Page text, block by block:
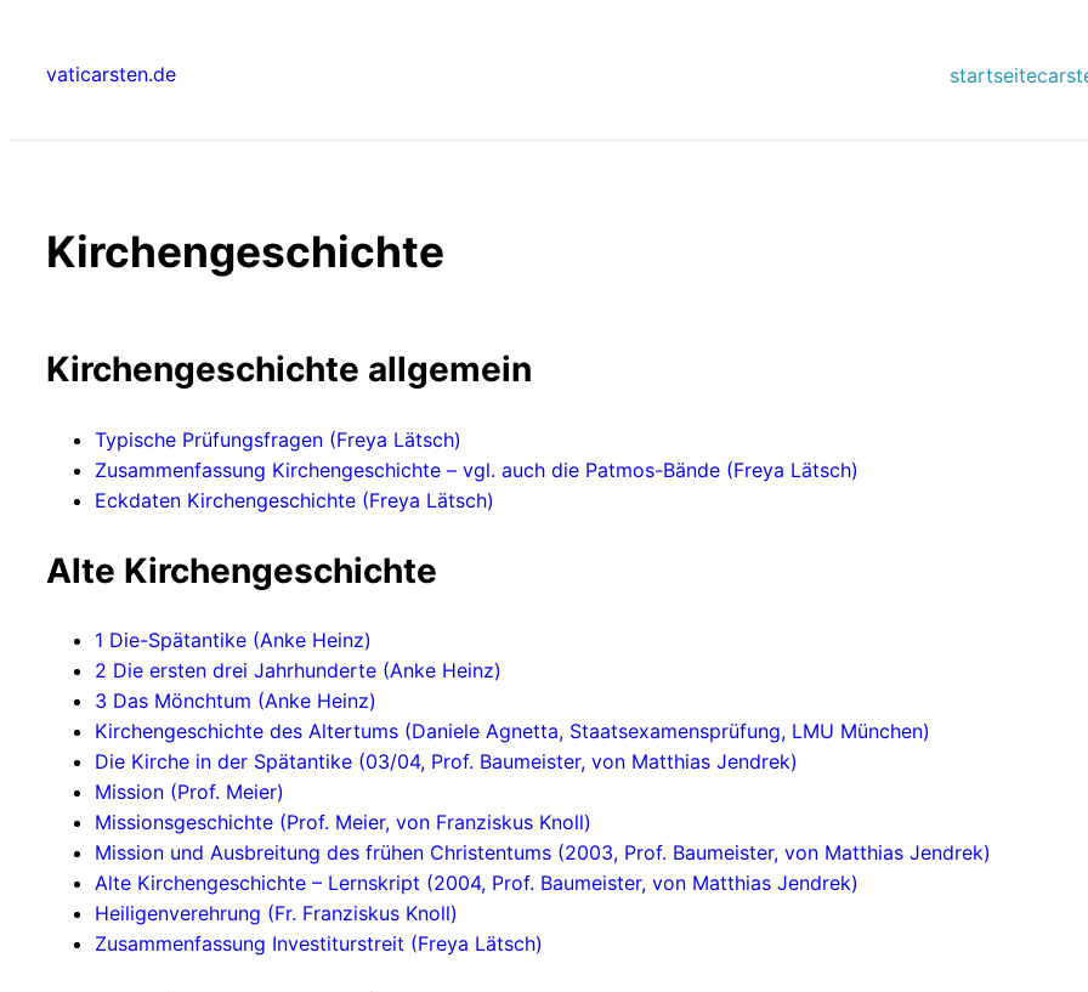
springen
vaticarsten.de startseite
Kirchengeschichte
Kirchengeschichte allgemein
Typische Prüfungsfragen (Freya Lätsch)
Zusammenfassung Kirchengeschichte – vgl. auch die Patmos-Bände (Freya Lätsch)
Eckdaten Kirchengeschichte (Freya Lätsch)
Alte Kirchengeschichte
1 Die-Spätantike (Anke Heinz)
2 Die ersten drei Jahrhunderte (Anke Heinz)
3 Das Mönchtum (Anke Heinz)
Kirchengeschichte des Altertums (Daniele Agnetta, Staatsexamensprüfung, LMU München)
Die Kirche in der Spätantike (03/04, Prof. Baumeister, von Matthias Jendrek)
Mission (Prof. Meier)
Missionsgeschichte (Prof. Meier, von Franziskus Knoll)
Mission und Ausbreitung des frühen Christentums (2003, Prof. Baumeister, von Matthias Jendrek)
Alte Kirchengeschichte – Lernskript (2004, Prof. Baumeister, von Matthias Jendrek)
Heiligenverehrung (Fr. Franziskus Knoll)
Zusammenfassung Investiturstreit (Freya Lätsch)